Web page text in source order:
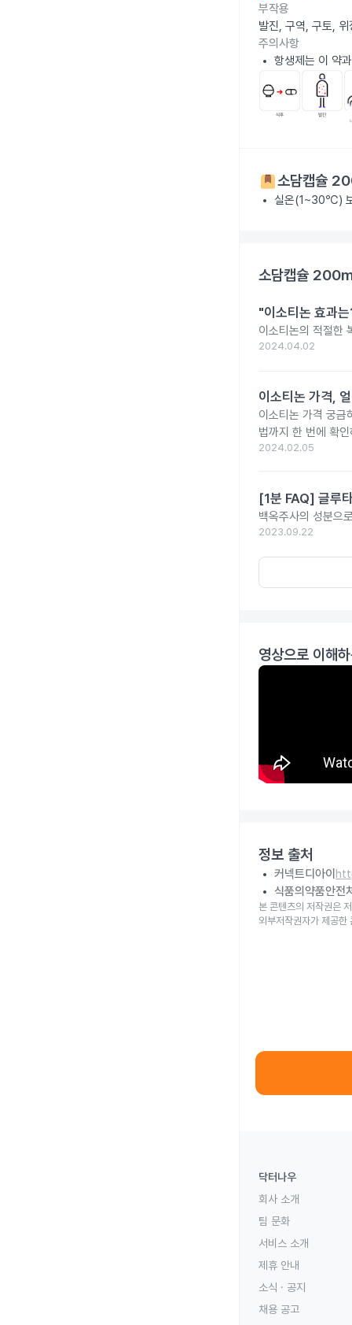
부작용
발진, 구역, 구토,
주의사항
항생제는 이 약
소담캡슐
실온(1~30℃)
소담캡슐
"이소티논 효과
이소티논의 적절한
2024.04.02
이소티논 가격,
이소티논 가격 궁금
법까지 한 번에 확
2024.02.05
[1분 FAQ] 글루
백옥주사의 성분으
2023.09.22
영상으로 이해
정보 출처
커넥트디아이
식품의약품안전
본 콘텐츠의 저작권은
외부저작권자가 제공한
닥터나우
회사 소개
팀 문화
서비스 소개
제휴 안내
소식 · 공지
채용 공고